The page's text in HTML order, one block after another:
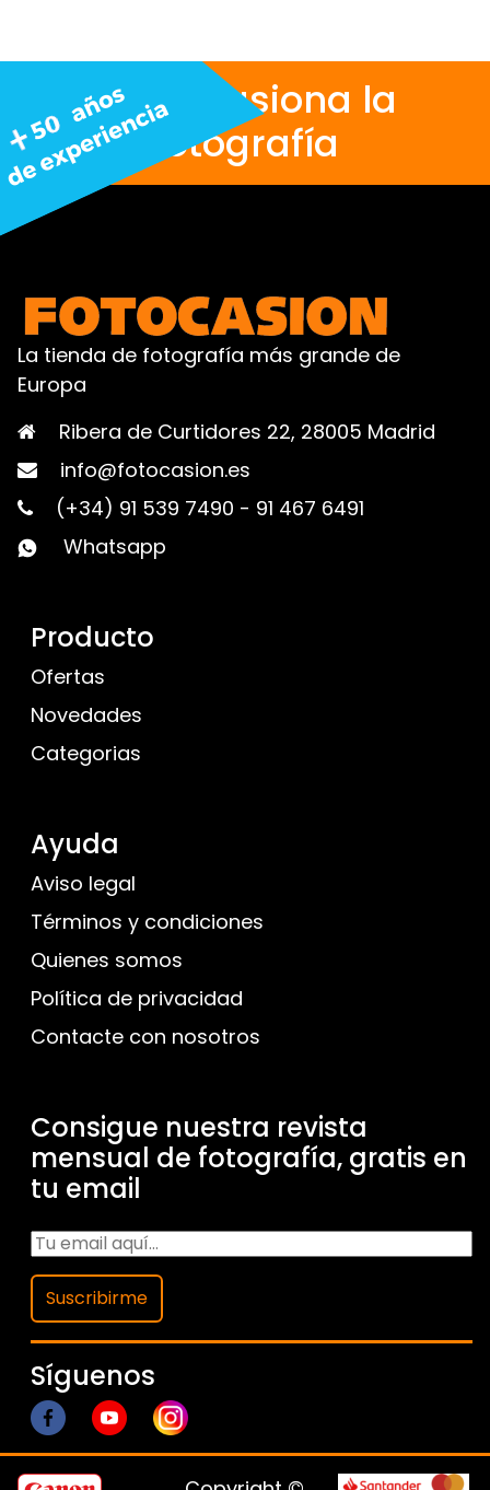
Nos apasiona la
fotografía
La tienda de fotografía más grande de
Europa
Ribera de Curtidores 22, 28005 Madrid
info@fotocasion.es
(+34) 91 539 7490 - 91 467 6491
Whatsapp
Producto
Ofertas
Novedades
Categorias
Ayuda
Aviso legal
Términos y condiciones
Quienes somos
Política de privacidad
Contacte con nosotros
Consigue nuestra revista
mensual de fotografía, gratis en
tu email
Suscribirme
Síguenos